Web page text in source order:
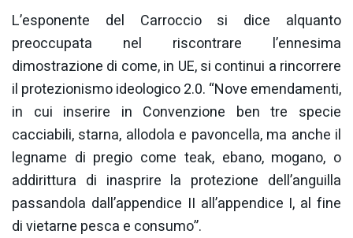
L’esponente del Carroccio si dice alquanto
preoccupata nel riscontrare l’ennesima
dimostrazione di come, in UE, si continui a rincorrere
il protezionismo ideologico 2.0. “Nove emendamenti,
in cui inserire in Convenzione ben tre specie
cacciabili, starna, allodola e pavoncella, ma anche il
legname di pregio come teak, ebano, mogano, o
addirittura di inasprire la protezione dell’anguilla
passandola dall’appendice II all’appendice I, al fine
di vietarne pesca e consumo”.